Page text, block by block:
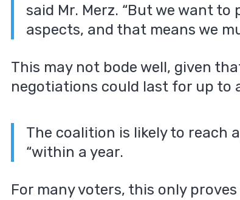
said Mr. Merz. “But we want
aspects, and that means we
This may not bode well, given
negotiations could last for up to
The coalition is likely to reach
“within a year.
For many voters, this only